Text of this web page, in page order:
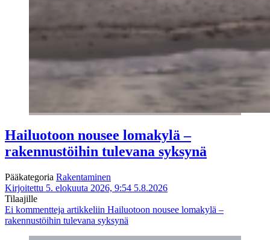
Hailuotoon nousee lomakylä –
rakennustöihin tulevana syksynä
Pääkategoria Rakentaminen
Kirjoitettu 5. elokuuta 2026, 9:54 5.8.2026
Tilaajille
Ei kommentteja artikkeliin Hailuotoon nousee lomakylä –
rakennustöihin tulevana syksynä